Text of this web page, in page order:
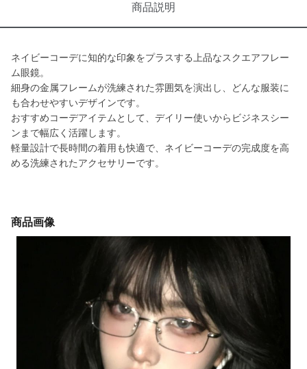
商品説明
ネイビーコーデに知的な印象をプラスする上品なスクエアフレー
ム眼鏡。
細身の金属フレームが洗練された雰囲気を演出し、どんな服装に
も合わせやすいデザインです。
おすすめコーデアイテムとして、デイリー使いからビジネスシー
ンまで幅広く活躍します。
軽量設計で長時間の着用も快適で、ネイビーコーデの完成度を高
める洗練されたアクセサリーです。
商品画像